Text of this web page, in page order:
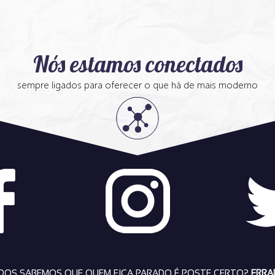
Nós estamos conectados
sempre ligados para oferecer o que há de mais moderno